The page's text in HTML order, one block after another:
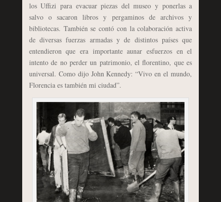
los Uffizi para evacuar piezas del museo y ponerlas a
salvo o sacaron libros y pergaminos de archivos y
bibliotecas. También se contó con la colaboración activa
de diversas fuerzas armadas y de distintos países que
entendieron que era importante aunar esfuerzos en el
intento de no perder un patrimonio, el florentino, que es
universal. Como dijo John Kennedy: “Vivo en el mundo,
Florencia es también mi ciudad”.